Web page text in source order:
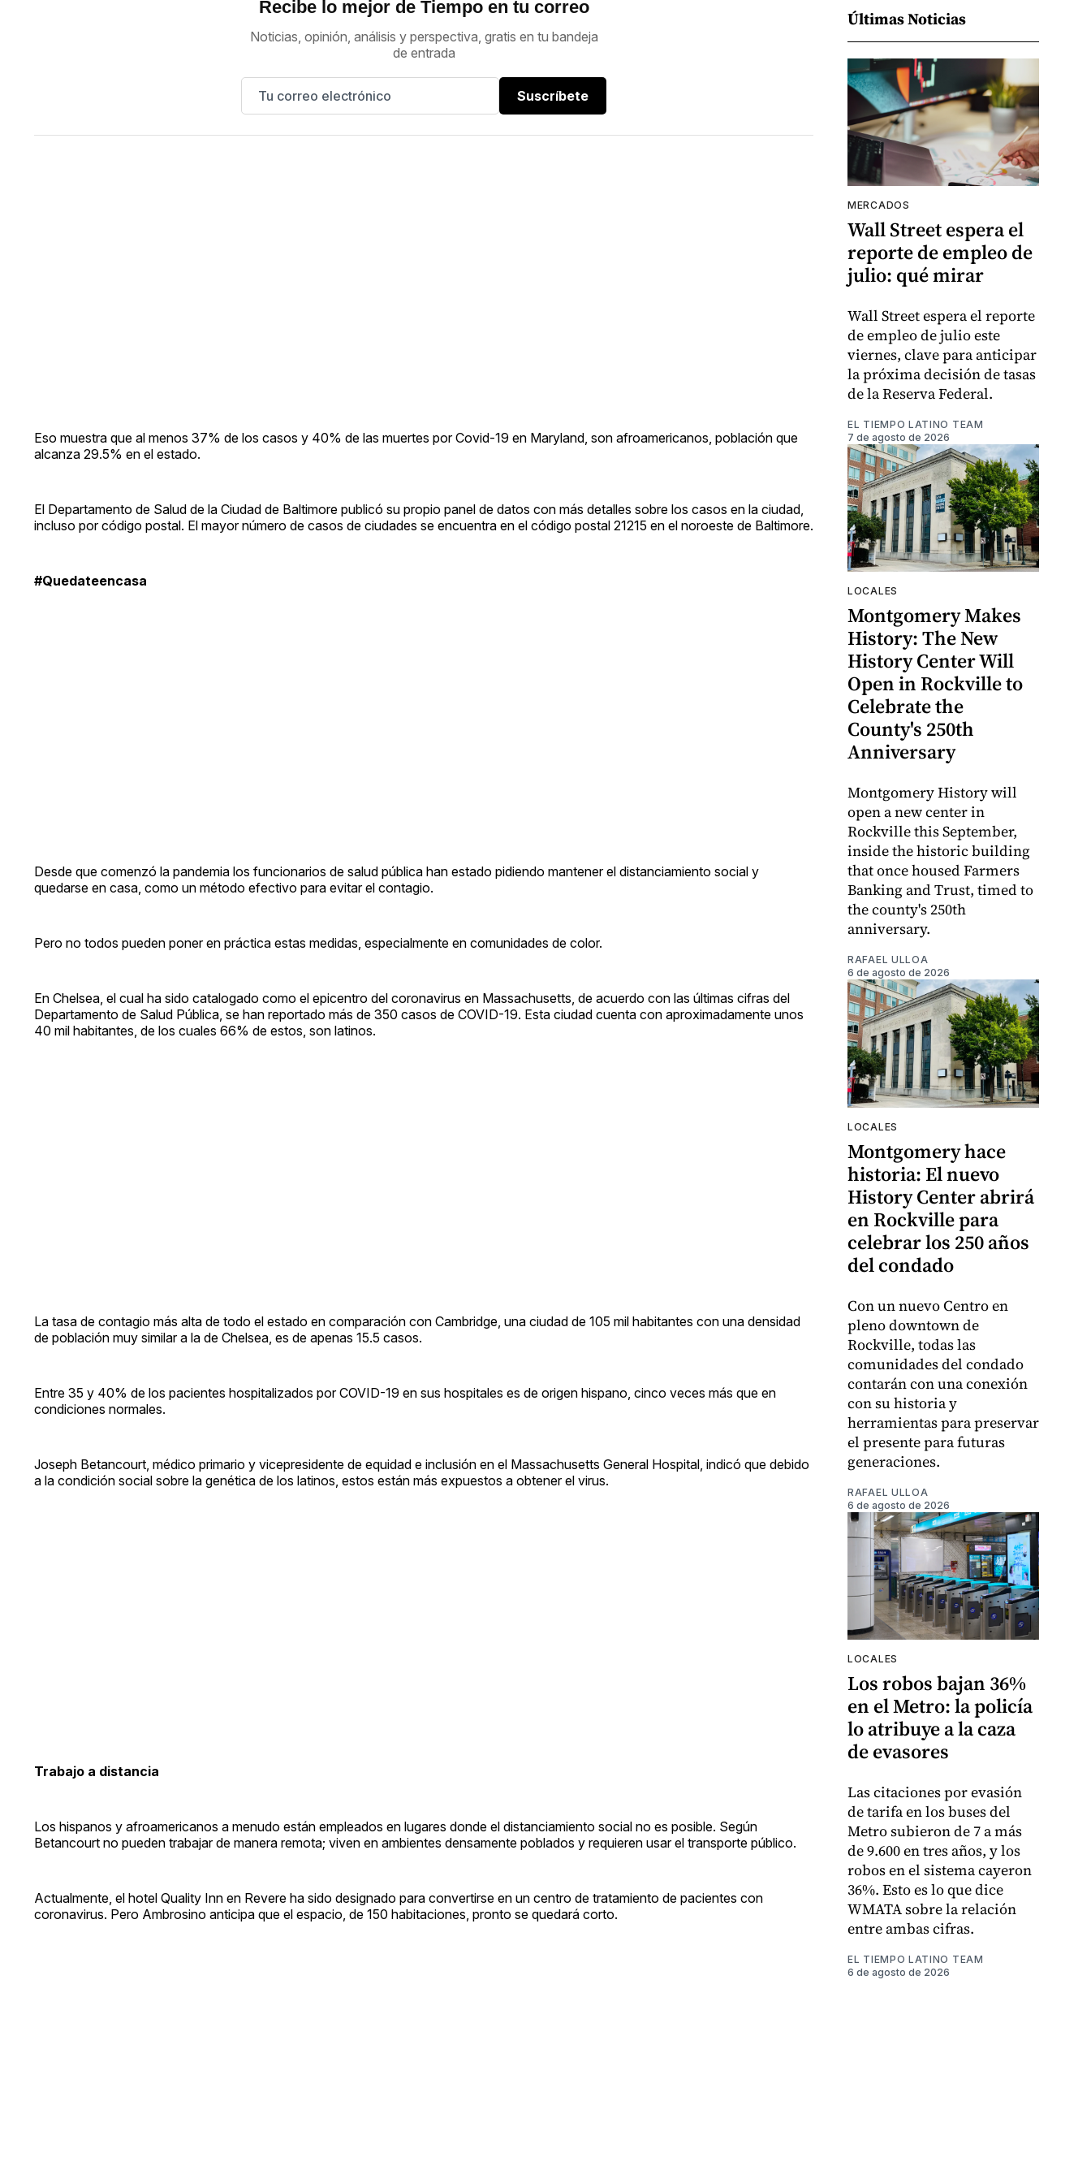
Recibe lo mejor de Tiempo en tu correo
Noticias, opinión, análisis y perspectiva, gratis en tu bandeja
de entrada
Suscríbete
Eso muestra que al menos 37% de los casos y 40% de las muertes por Covid-19 en Maryland, son afroamericanos, población que
alcanza 29.5% en el estado.
El Departamento de Salud de la Ciudad de Baltimore publicó su propio panel de datos con más detalles sobre los casos en la ciudad,
incluso por código postal. El mayor número de casos de ciudades se encuentra en el código postal 21215 en el noroeste de Baltimore.
#Quedateencasa
Desde que comenzó la pandemia los funcionarios de salud pública han estado pidiendo mantener el distanciamiento social y
quedarse en casa, como un método efectivo para evitar el contagio.
Pero no todos pueden poner en práctica estas medidas, especialmente en comunidades de color.
En Chelsea, el cual ha sido catalogado como el epicentro del coronavirus en Massachusetts, de acuerdo con las últimas cifras del
Departamento de Salud Pública, se han reportado más de 350 casos de COVID-19. Esta ciudad cuenta con aproximadamente unos
40 mil habitantes, de los cuales 66% de estos, son latinos.
La tasa de contagio más alta de todo el estado en comparación con Cambridge, una ciudad de 105 mil habitantes con una densidad
de población muy similar a la de Chelsea, es de apenas 15.5 casos.
Entre 35 y 40% de los pacientes hospitalizados por COVID-19 en sus hospitales es de origen hispano, cinco veces más que en
condiciones normales.
Joseph Betancourt, médico primario y vicepresidente de equidad e inclusión en el Massachusetts General Hospital, indicó que debido
a la condición social sobre la genética de los latinos, estos están más expuestos a obtener el virus.
Trabajo a distancia
Los hispanos y afroamericanos a menudo están empleados en lugares donde el distanciamiento social no es posible. Según
Betancourt no pueden trabajar de manera remota; viven en ambientes densamente poblados y requieren usar el transporte público.
Actualmente, el hotel Quality Inn en Revere ha sido designado para convertirse en un centro de tratamiento de pacientes con
coronavirus. Pero Ambrosino anticipa que el espacio, de 150 habitaciones, pronto se quedará corto.
Últimas Noticias
MERCADOS
Wall Street espera el
reporte de empleo de
julio: qué mirar
Wall Street espera el reporte
de empleo de julio este
viernes, clave para anticipar
la próxima decisión de tasas
de la Reserva Federal.
EL TIEMPO LATINO TEAM
7 de agosto de 2026
LOCALES
Montgomery Makes
History: The New
History Center Will
Open in Rockville to
Celebrate the
County's 250th
Anniversary
Montgomery History will
open a new center in
Rockville this September,
inside the historic building
that once housed Farmers
Banking and Trust, timed to
the county's 250th
anniversary.
RAFAEL ULLOA
6 de agosto de 2026
LOCALES
Montgomery hace
historia: El nuevo
History Center abrirá
en Rockville para
celebrar los 250 años
del condado
Con un nuevo Centro en
pleno downtown de
Rockville, todas las
comunidades del condado
contarán con una conexión
con su historia y
herramientas para preservar
el presente para futuras
generaciones.
RAFAEL ULLOA
6 de agosto de 2026
LOCALES
Los robos bajan 36%
en el Metro: la policía
lo atribuye a la caza
de evasores
Las citaciones por evasión
de tarifa en los buses del
Metro subieron de 7 a más
de 9.600 en tres años, y los
robos en el sistema cayeron
36%. Esto es lo que dice
WMATA sobre la relación
entre ambas cifras.
EL TIEMPO LATINO TEAM
6 de agosto de 2026